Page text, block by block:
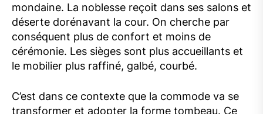
mondaine. La noblesse reçoit dans ses salons et
déserte dorénavant la cour. On cherche par
conséquent plus de confort et moins de
cérémonie. Les sièges sont plus accueillants et
le mobilier plus raffiné, galbé, courbé.
C’est dans ce contexte que la commode va se
transformer et adopter la forme tombeau. Ce